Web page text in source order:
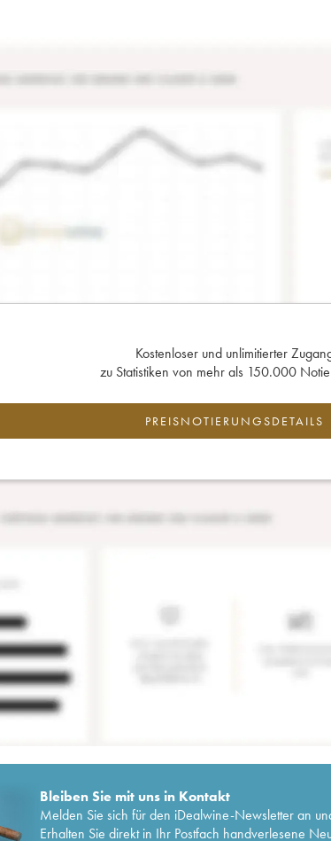
Kostenloser und unlimitierter
zu Statistiken von mehr als 150.000
PREISNOTIERUNGSDETAILS
Bleiben Sie mit uns in Kontakt
Melden Sie sich für den iDealwine-Newsletter an
Erhalten Sie direkt in Ihr Postfach handverlesene